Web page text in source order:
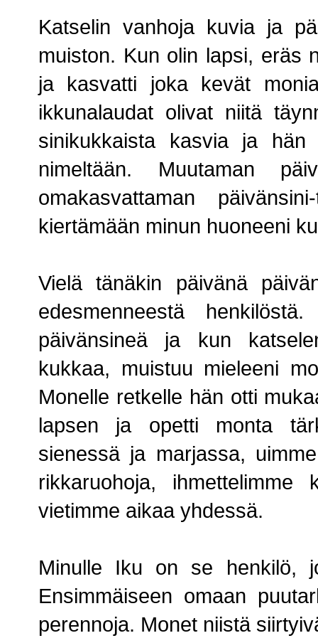
Katselin vanhoja kuvia ja
muiston. Kun olin lapsi, eräs
ja kasvatti joka kevät
ikkunalaudat olivat niitä
sinikukkaista kasvia ja hän
nimeltään. Muutaman
omakasvattaman
kiertämään minun huoneeni
Vielä tänäkin päivänä
edesmenneestä
päivänsineä ja kun
kukkaa, muistuu mieleeni
Monelle retkelle hän otti
lapsen ja opetti monta
sienessä ja marjassa,
rikkaruohoja,
vietimme aikaa yhdessä.
Minulle Iku on se henkilö,
Ensimmäiseen omaan
perennoja. Monet niistä